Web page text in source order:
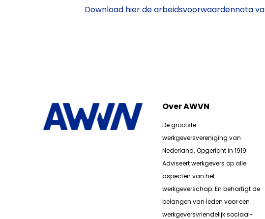
Download hier de arbeidsvoorwaardennota
Over AWVN
De grootste
werkgeversvereniging van
Nederland. Opgericht in 1919.
Adviseert werkgevers op alle
aspecten van het
werkgeverschap. En behartigt de
belangen van leden voor een
werkgeversvriendelijk sociaal-